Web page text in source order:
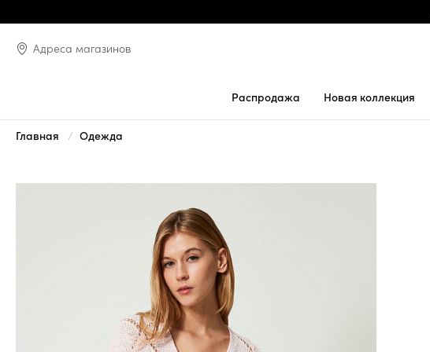
Адреса магазинов
Распродажа Новая коллекция
Главная Одежда